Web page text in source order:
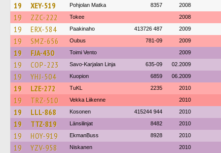
19 XEY-519 Pohjolan Matka 8357 2008
19 ZZC-222 Tokee 2008
19 ERX-584 Paakinaho 413726 487 2009
19 SMZ-656 Oubus 781-09 2009
19 FJA-430 Toimi Vento 2009
19 COP-223 Savo-Karjalan Linja 635-09 02.2009
19 YHJ-504 Kuopion 6859 06.2009
19 LZE-272 TuKL 2235 2010
19 TRZ-510 Vekka Liikenne 2010
19 LLL-868 Kosonen 415244 944 2010
19 TTZ-819 Länsilinjat 8482 2010
19 HOY-919 EkmanBuss 8928 2010
19 YZV-958 Niskanen 2010